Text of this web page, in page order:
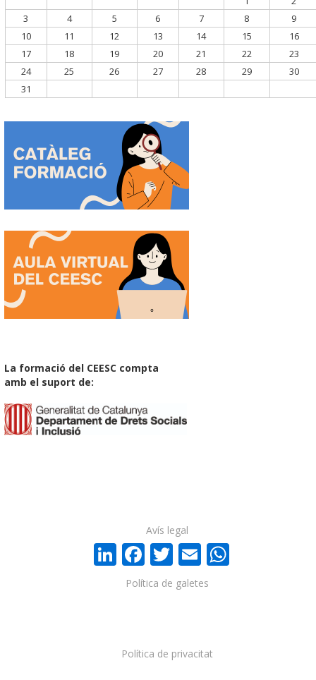
3
4 5 6 7 8
9
10
11 12 13 14 15
16
17
18 19 20 21 22
23
24
25 26 27 28 29
30
31
La formació del CEESC compta
amb el suport de:
LinkedIn
Facebook
Twitter
Email
Política de privacitat
Política de galetes
Avís legal